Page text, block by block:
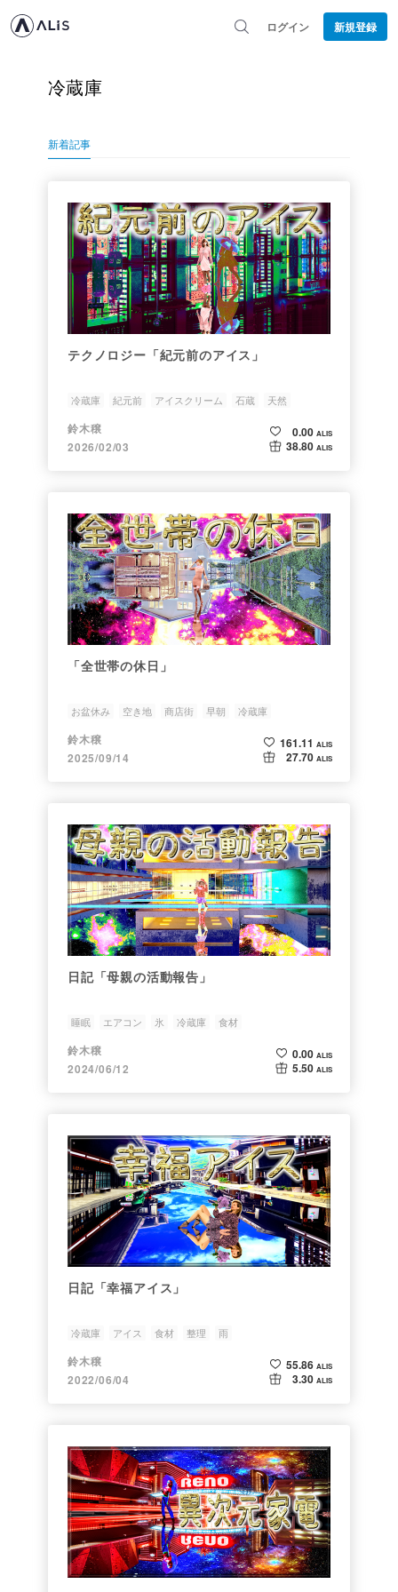
ログイン 新規登録
冷蔵庫
新着記事
テクノロジー「紀元前のアイス」
冷蔵庫 紀元前 アイスクリーム 石蔵 天然
鈴木穣
2026/02/03
0.00 ALIS
38.80 ALIS
「全世帯の休日」
お盆休み 空き地 商店街 早朝 冷蔵庫
鈴木穣
2025/09/14
161.11 ALIS
27.70 ALIS
日記「母親の活動報告」
睡眠 エアコン 氷 冷蔵庫 食材
鈴木穣
2024/06/12
0.00 ALIS
5.50 ALIS
日記「幸福アイス」
冷蔵庫 アイス 食材 整理 雨
鈴木穣
2022/06/04
55.86 ALIS
3.30 ALIS